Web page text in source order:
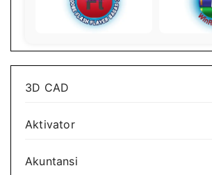
3D CAD
Aktivator
Akuntansi